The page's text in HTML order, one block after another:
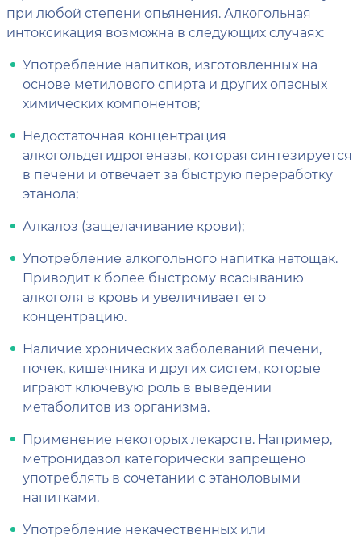
при любой степени опьянения. Алкогольная
интоксикация возможна в следующих случаях:
Употребление напитков, изготовленных на
основе метилового спирта и других опасных
химических компонентов;
Недостаточная концентрация
алкогольдегидрогеназы, которая синтезируется
в печени и отвечает за быструю переработку
этанола;
Алкалоз (защелачивание крови);
Употребление алкогольного напитка натощак.
Приводит к более быстрому всасыванию
алкоголя в кровь и увеличивает его
концентрацию.
Наличие хронических заболеваний печени,
почек, кишечника и других систем, которые
играют ключевую роль в выведении
метаболитов из организма.
Применение некоторых лекарств. Например,
метронидазол категорически запрещено
употреблять в сочетании с этаноловыми
напитками.
Употребление некачественных или